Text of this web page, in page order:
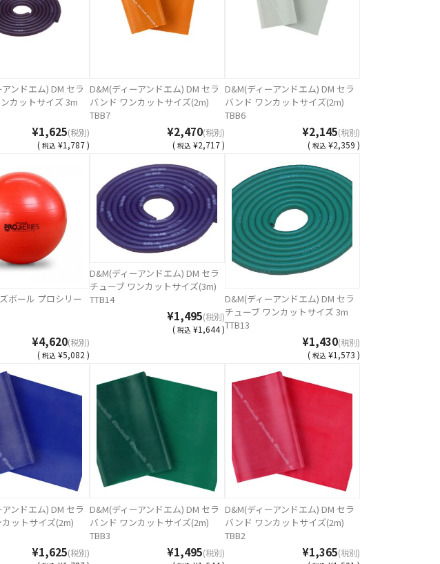
ンドエム) DM セラ
カットサイズ 3m
¥1,625(税別)
( 税込 ¥1,787 )
D&M(ディーアンドエム) DM セラ
バンド ワンカットサイズ(2m)
TBB7
¥2,470(税別)
( 税込 ¥2,717 )
D&M(ディーアンドエム) DM セラ
バンド ワンカットサイズ(2m)
TBB6
¥2,145(税別)
( 税込 ¥2,359 )
ボール プロシリー
¥4,620(税別)
( 税込 ¥5,082 )
D&M(ディーアンドエム) DM セラ
チューブ ワンカットサイズ(3m)
TTB14
¥1,495(税別)
( 税込 ¥1,644 )
D&M(ディーアンドエム) DM セラ
チューブ ワンカットサイズ 3m
TTB13
¥1,430(税別)
( 税込 ¥1,573 )
ンドエム) DM セラ
ットサイズ(2m)
¥1,625(税別)
D&M(ディーアンドエム) DM セラ
バンド ワンカットサイズ(2m)
TBB3
¥1,495(税別)
D&M(ディーアンドエム) DM セラ
バンド ワンカットサイズ(2m)
TBB2
¥1,365(税別)